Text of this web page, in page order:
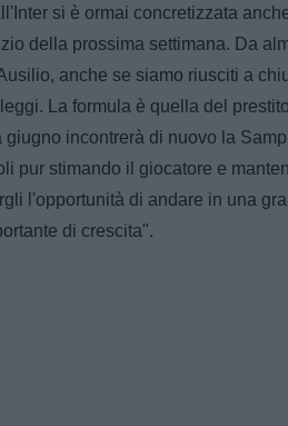
si è ormai concretizzata
della prossima settimana. Da
anche se siamo riusciti a
La formula è quella del
giugno incontrerà di nuovo la
pur stimando il giocatore e
l'opportunità di andare in una
di crescita".